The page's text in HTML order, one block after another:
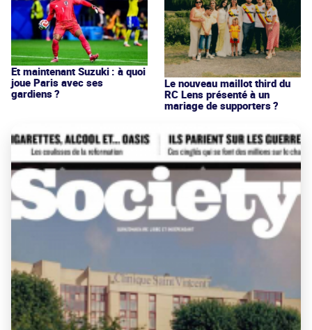
Et maintenant Suzuki : à quoi
joue Paris avec ses
gardiens ?
Le nouveau maillot third du
RC Lens présenté à un
mariage de supporters ?